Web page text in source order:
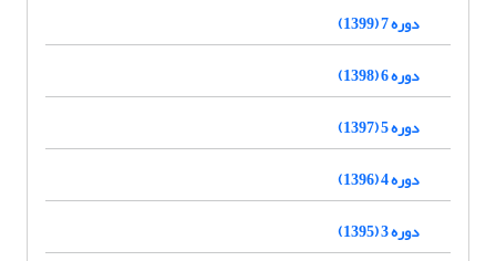
دوره 7 (1399)
دوره 6 (1398)
دوره 5 (1397)
دوره 4 (1396)
دوره 3 (1395)